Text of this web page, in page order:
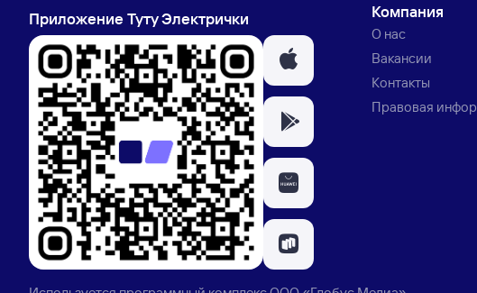
Приложение Туту Электрички Компания
О нас
Вакансии
Контакты
Правовая